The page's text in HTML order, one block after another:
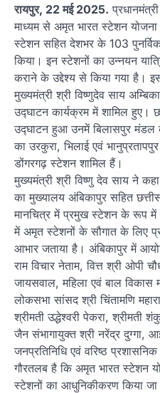
रायपुर, 22 मई 2025.
माध्यम से अमृत भारत स्टेशन
स्टेशन सहित देशभर के 103
किया। इन स्टेशनों का उन्नयन
कराने के उद्देश्य से किया गया है।
मुख्यमंत्री श्री विष्णुदेव साय
उद्घाटन कार्यक्रम में शामिल हुए।
उद्घाटन हुआ उनमें बिलासपुर मंडल
का उरकुरा, भिलाई एवं
डोंगरगढ़ स्टेशन शामिल हैं।
मुख्यमंत्री श्री विष्णु देव साय ने
का मुख्यालय अंबिकापुर सहित
मानचित्र में प्रमुख स्टेशन के रूप में
में अमृत स्टेशनों के सौगात के लिए
आभार जताया है। अंबिकापुर में
राम विचार नेताम, वित्त श्री ओपी
जायसवाल, महिला एवं बाल विकास
लोकसभा सांसद श्री चिंतामणि
श्रीमती उद्धेश्वरी पेकरा, श्रीमती
जैन संभागायुक्त श्री नरेंद्र दुग्गा,
जनप्रतिनिधि एवं वरिष्ठ
गौरतलब है कि अमृत भारत स्टेशन
स्टेशनों का आधुनिकीकरण किया